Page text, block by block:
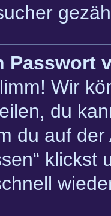
Passwort
Wir
du
du auf
klickst